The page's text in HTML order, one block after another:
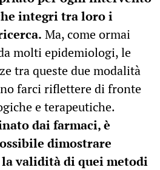
integri tra loro i
Ma, come ormai
molti epidemiologi, le
tra queste due modalità
farci riflettere di fronte
e terapeutiche.
dai farmaci, è
dimostrare
la validità di quei metodi